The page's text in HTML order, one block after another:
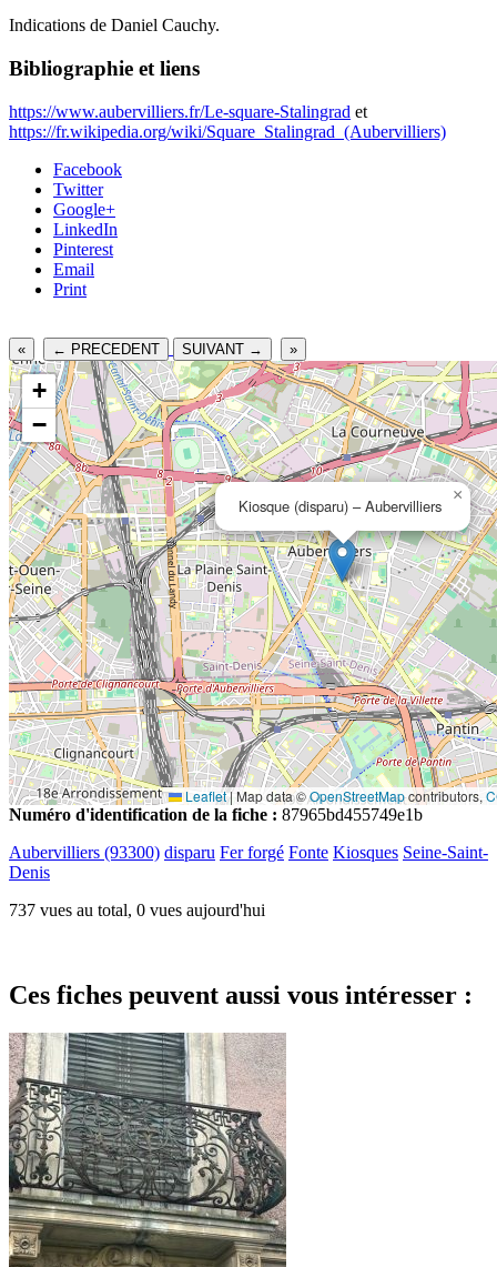
Indications de Daniel Cauchy.
Bibliographie et liens
https://www.aubervilliers.fr/Le-square-Stalingrad et
https://fr.wikipedia.org/wiki/Square_Stalingrad_(Aubervilliers)
Facebook
Twitter
Google+
LinkedIn
Pinterest
Email
Print
« ← PRECEDENT SUIVANT → »
Kiosque (disparu) – Aubervilliers
×
+
−
Leaflet|Map data ©OpenStreetMapcontributors,
Numéro d'identification de la fiche : 87965bd455749e1b
Aubervilliers (93300) disparu Fer forgé Fonte Kiosques Seine-Saint-
Denis
737 vues au total, 0 vues aujourd'hui
Ces fiches peuvent aussi vous intéresser :